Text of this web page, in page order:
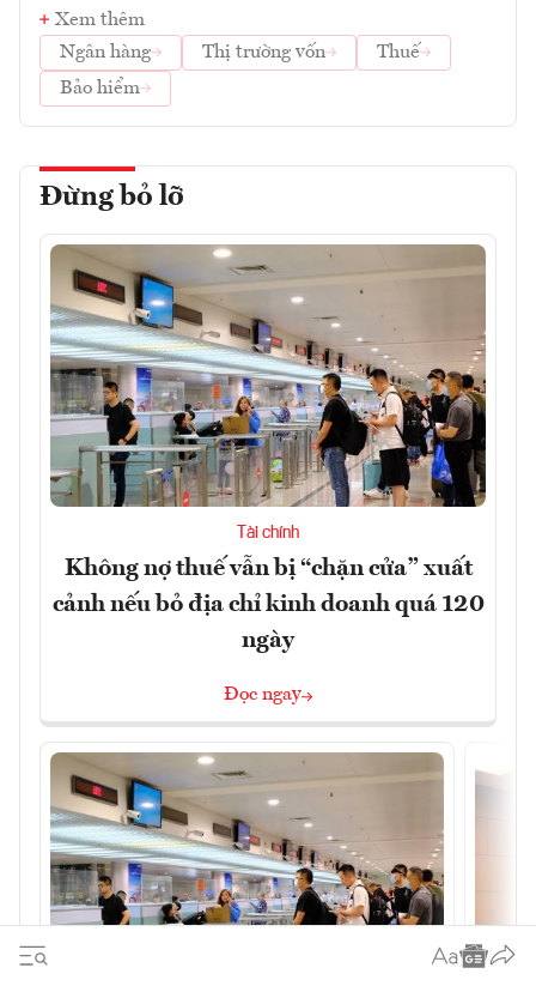
Xem thêm
Ngân hàng
Thị trường vốn
Thuế
Bảo hiểm
Đừng bỏ lỡ
Tài chính
Không nợ thuế vẫn bị “chặn cửa” xuất
cảnh nếu bỏ địa chỉ kinh doanh quá 120
ngày
Đọc ngay